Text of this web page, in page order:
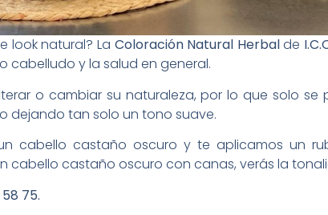
look natural?⁠ La Coloración Natural Herbalde
cabelludo y la salud en general.⁠
o cambiar su naturaleza, por lo que solo se
dejando tan solo un tono suave.
cabello castaño oscuro y te aplicamos un
cabello castaño oscuro con canas, verás la
75.